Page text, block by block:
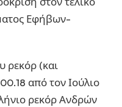
Εφήβων-
ρεκόρ (και
από τον Ιούλιο
ρεκόρ Ανδρών